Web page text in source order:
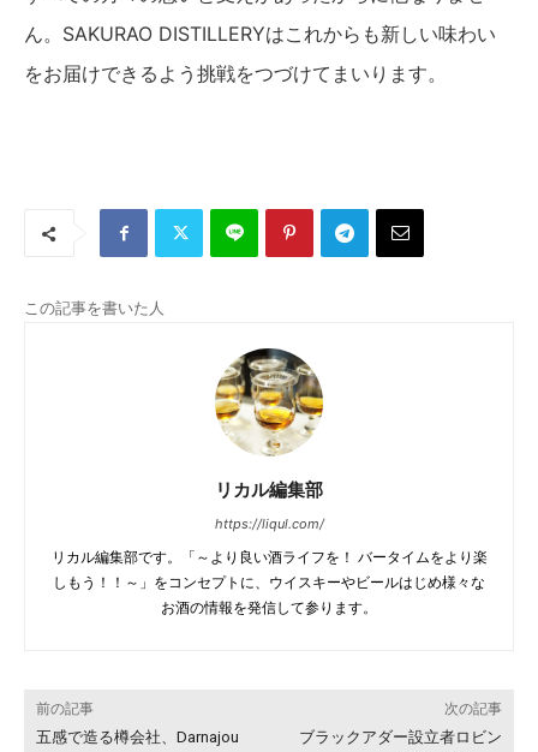
ん。SAKURAO DISTILLERYはこれからも新しい味わい
をお届けできるよう挑戦をつづけてまいります。
この記事を書いた人
リカル編集部
https://liqul.com/
リカル編集部です。「～より良い酒ライフを！ バータイムをより楽
しもう！！～」をコンセプトに、ウイスキーやビールはじめ様々な
お酒の情報を発信して参ります。
前の記事
五感で造る樽会社、Darnajou
次の記事
ブラックアダー設立者ロビン